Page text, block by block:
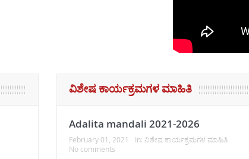
ವಿಶೇಷ ಕಾರ್ಯಕ್ರಮಗಳ ಮಾಹಿತಿ
Adalita mandali 2021-2026
February 01, 2021 In: ವಿಶೇಷ ಕಾರ್ಯಕ್ರಮಗಳ ಮಾಹಿತಿ
No comments